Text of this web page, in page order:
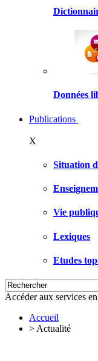
Données
Publications
X
Situation
Vie
Lexiques
Etudes
Accéder aux services
Accueil
> Actualité